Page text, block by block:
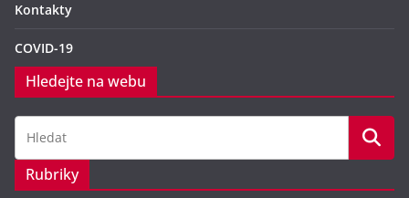
Kontakty
COVID-19
Hledejte na webu
Rubriky